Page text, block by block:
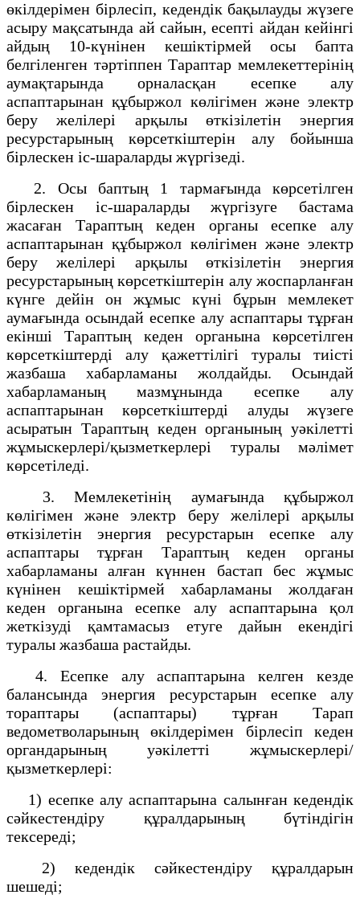
өкілдерімен бірлесіп, кедендік бақылауды жүзеге
асыру мақсатында ай сайын, есепті айдан кейінгі
айдың 10-күнінен кешіктірмей осы бапта
белгіленген тәртіппен Тараптар мемлекеттерінің
аумақтарында орналасқан есепке алу
аспаптарынан құбыржол көлігімен және электр
беру желілері арқылы өткізілетін энергия
ресурстарының көрсеткіштерін алу бойынша
бірлескен іс-шараларды жүргізеді.
2. Осы баптың 1 тармағында көрсетілген
бірлескен іс-шараларды жүргізуге бастама
жасаған Тараптың кеден органы есепке алу
аспаптарынан құбыржол көлігімен және электр
беру желілері арқылы өткізілетін энергия
ресурстарының көрсеткіштерін алу жоспарланған
күнге дейін он жұмыс күні бұрын мемлекет
аумағында осындай есепке алу аспаптары тұрған
екінші Тараптың кеден органына көрсетілген
көрсеткіштерді алу қажеттілігі туралы тиісті
жазбаша хабарламаны жолдайды. Осындай
хабарламаның мазмұнында есепке алу
аспаптарынан көрсеткіштерді алуды жүзеге
асыратын Тараптың кеден органының уәкілетті
жұмыскерлері/қызметкерлері туралы мәлімет
көрсетіледі.
3. Мемлекетінің аумағында құбыржол
көлігімен және электр беру желілері арқылы
өткізілетін энергия ресурстарын есепке алу
аспаптары тұрған Тараптың кеден органы
хабарламаны алған күннен бастап бес жұмыс
күнінен кешіктірмей хабарламаны жолдаған
кеден органына есепке алу аспаптарына қол
жеткізуді қамтамасыз етуге дайын екендігі
туралы жазбаша растайды.
4. Есепке алу аспаптарына келген кезде
балансында энергия ресурстарын есепке алу
тораптары (аспаптары) тұрған Тарап
ведометволарының өкілдерімен бірлесіп кеден
органдарының уәкілетті жұмыскерлері/
қызметкерлері:
1) есепке алу аспаптарына салынған кедендік
сәйкестендіру құралдарының бүтіндігін
тексереді;
2) кедендік сәйкестендіру құралдарын
шешеді;